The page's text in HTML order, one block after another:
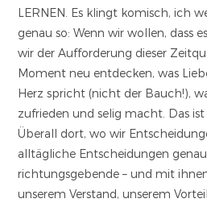
LERNEN. Es klingt komisch, ich
genau so: Wenn wir wollen, dass
wir der Aufforderung dieser
Moment neu entdecken, was
Herz spricht (nicht der Bauch!),
zufrieden und selig macht. Das ist
Überall dort, wo wir
alltägliche Entscheidungen
richtungsgebende – und mit
unserem Verstand, unserem